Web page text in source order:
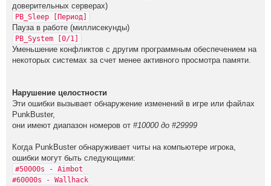
доверительных серверах)
PB_Sleep [Период]
Пауза в работе (миллисекунды)
PB_System [0/1]
Уменьшение конфликтов с другим программным обеспечением на
некоторых системах за счет менее активного просмотра памяти.
Нарушение целостности
Эти ошибки вызывает обнаружение изменений в игре или файлах
PunkBuster,
они имеют диапазон номеров от #10000 до #29999
Когда PunkBuster обнаруживает читы на компьютере игрока,
ошибки могут быть следующими:
#50000s - Aimbot
#60000s - Wallhack